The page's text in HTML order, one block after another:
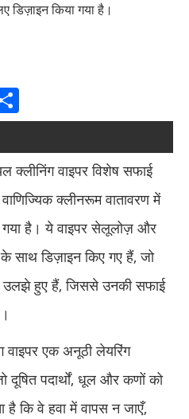
डिज़ाइन किया गया है।
क्लीनिंग वाइपर विशेष सफाई
क्लीनरूम वातावरण में
गया है। ये वाइपर सेलूलोज़ और
साथ डिज़ाइन किए गए हैं, जो
हुए हैं, जिससे उनकी सफाई
वाइपर एक अनूठी लेयरिंग
पदार्थों, धूल और कणों को
है कि वे हवा में वापस न जाएँ,